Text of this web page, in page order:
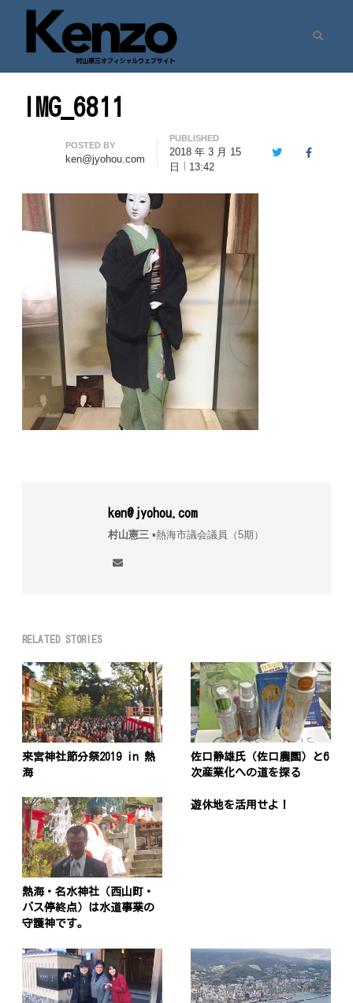
七転八起 – 村山憲三 Official Site
村山憲三ウェブサイト
IMG_6811
Author
POSTED BY
ken@jyohou.com
PUBLISHED
2018 年 3 月 15
日
13:42
TwitterFacebook
ken@jyohou.com
村山憲三▪︎熱海市議会議員（5期）
RELATED STORIES
来宮神社節分祭2019 in 熱
海
佐口静雄氏（佐口農園）と6
次産業化への道を探る
熱海・名水神社（西山町・
バス停終点）は水道事業の
守護神です。
遊休地を活用せよ！